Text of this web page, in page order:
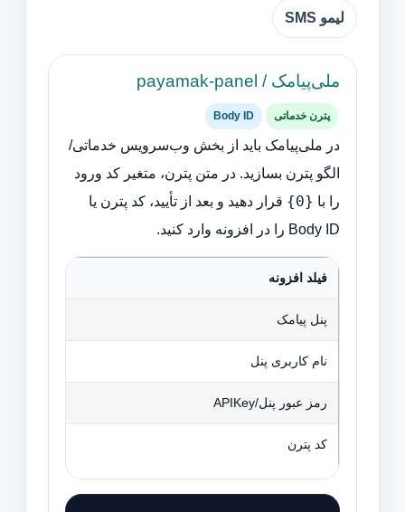
لیمو SMS
ملی‌پیامک / payamak-panel
پترن خدماتی Body ID
در ملی‌پیامک باید از بخش وب‌سرویس خدماتی/
الگو پترن بسازید. در متن پترن، متغیر کد ورود
را با {0}
قرار دهید و بعد از تأیید، کد پترن یا
Body ID را در افزونه وارد کنید.
فیلد افزونه
پنل پیامک
نام کاربری پنل
رمز عبور پنل/APIKey
کد پترن